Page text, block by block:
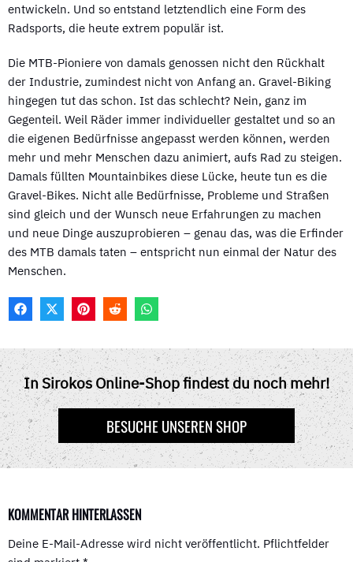
entwickeln. Und so entstand letztendlich eine Form des
Radsports, die heute extrem populär ist.
Die MTB-Pioniere von damals genossen nicht den Rückhalt
der Industrie, zumindest nicht von Anfang an. Gravel-Biking
hingegen tut das schon. Ist das schlecht? Nein, ganz im
Gegenteil. Weil Räder immer individueller gestaltet und so an
die eigenen Bedürfnisse angepasst werden können, werden
mehr und mehr Menschen dazu animiert, aufs Rad zu steigen.
Damals füllten Mountainbikes diese Lücke, heute tun es die
Gravel-Bikes. Nicht alle Bedürfnisse, Probleme und Straßen
sind gleich und der Wunsch neue Erfahrungen zu machen
und neue Dinge auszuprobieren – genau das, was die Erfinder
des MTB damals taten – entspricht nun einmal der Natur des
Menschen.
F
E
B
O
O
K
W
I
T
T
E
R
P
T
E
R
E
S
R
D
I
T
T
S
A
P
P
In Sirokos Online-Shop findest du noch mehr!
BESUCHE UNSEREN SHOP
KOMMENTAR HINTERLASSEN
Deine E-Mail-Adresse wird nicht veröffentlicht. Pflichtfelder